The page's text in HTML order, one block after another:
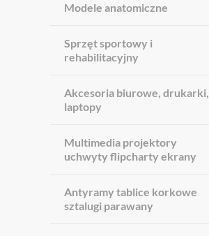
Modele anatomiczne
Sprzęt sportowy i
rehabilitacyjny
Akcesoria biurowe, drukarki,
laptopy
Multimedia projektory
uchwyty flipcharty ekrany
Antyramy tablice korkowe
sztalugi parawany